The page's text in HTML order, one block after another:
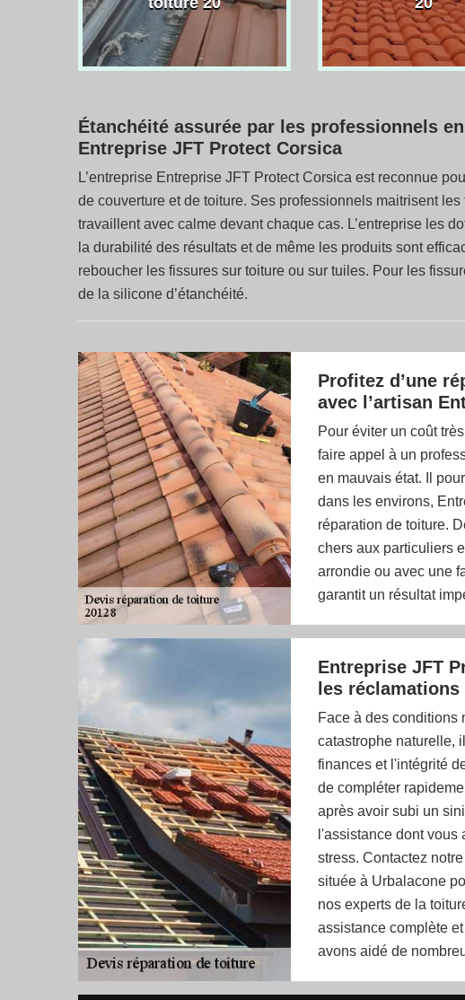
Étanchéité assurée par les professionnels
Entreprise JFT Protect Corsica
L’entreprise Entreprise JFT Protect Corsica est reconnue
de couverture et de toiture. Ses professionnels maitrisent
travaillent avec calme devant chaque cas. L’entreprise les
la durabilité des résultats et de même les produits sont
reboucher les fissures sur toiture ou sur tuiles. Pour les
de la silicone d’étanchéité.
Profitez d’une
avec l’artisan
Pour éviter un coût
faire appel à un
en mauvais état. Il
dans les environs,
réparation de toiture.
chers aux particuliers
arrondie ou avec une
garantit un résultat
Entreprise JFT
les
Face à des conditions
catastrophe naturelle,
finances et l'intégrité
de compléter
après avoir subi un
l'assistance dont
stress. Contactez
située à Urbalacone
nos experts de la
assistance complète
avons aidé de